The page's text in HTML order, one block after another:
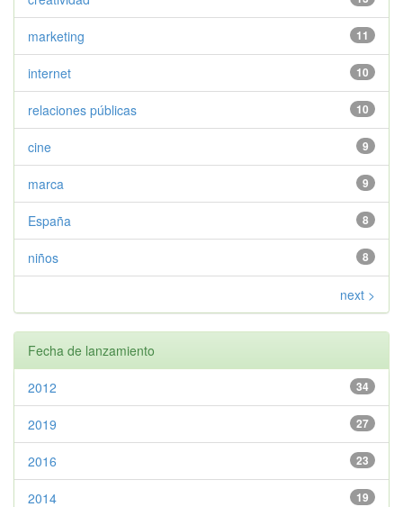
11
marketing
10
internet
10
relaciones públicas
9
cine
9
marca
8
España
8
niños
next >
Fecha de lanzamiento
34
2012
27
2019
23
2016
19
2014